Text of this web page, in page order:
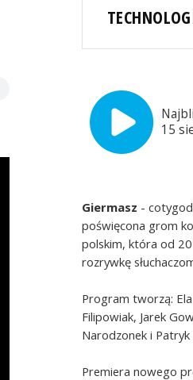
15
Giermasz -
poświęcona grom
polskim, która od
rozrywkę
Program tworzą:
Filipowiak, Jarek
Narodzonek i Patryk
Premiera nowego